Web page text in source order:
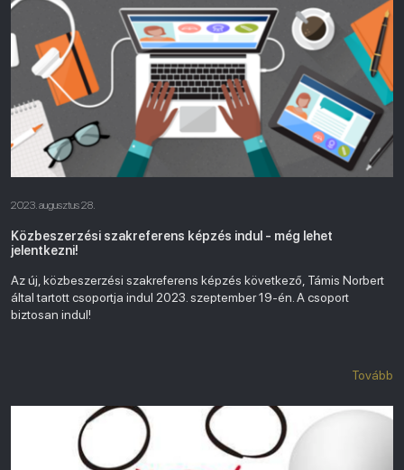
2023. augusztus 28.
Közbeszerzési szakreferens képzés indul - még lehet
jelentkezni!
Az új, közbeszerzési szakreferens képzés következő, Támis Norbert
által tartott csoportja indul 2023. szeptember 19-én. A csoport
biztosan indul!
Tovább